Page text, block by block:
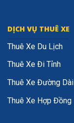
DỊCH VỤ THUÊ XE
Thuê Xe Du Lịch
Thuê Xe Đi Tỉnh
Thuê Xe Đường Dài
Thuê Xe Hợp Đồng